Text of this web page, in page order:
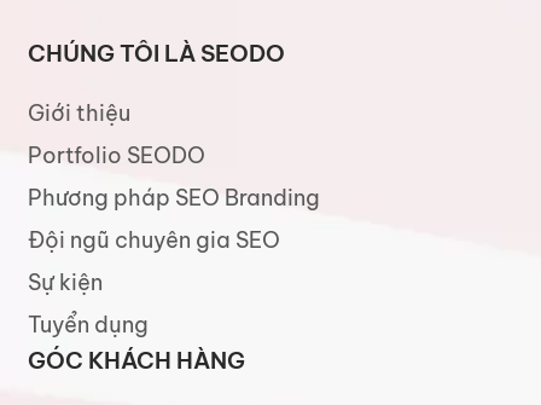
CHÚNG TÔI LÀ SEODO
Giới thiệu
Portfolio SEODO
Phương pháp SEO Branding
Đội ngũ chuyên gia SEO
Sự kiện
Tuyển dụng
GÓC KHÁCH HÀNG